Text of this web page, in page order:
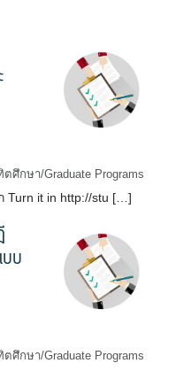
ศึกษา/Graduate Programs
Turn it in http://stu […]
บ
ศึกษา/Graduate Programs